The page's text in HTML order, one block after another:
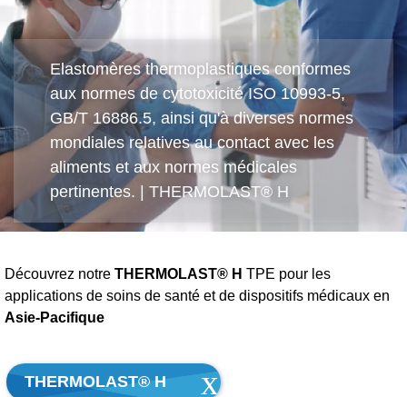
Elastomères thermoplastiques conformes
aux normes de cytotoxicité ISO 10993-5,
GB/T 16886.5, ainsi qu'à diverses normes
mondiales relatives au contact avec les
aliments et aux normes médicales
pertinentes. | THERMOLAST® H
Découvrez notre THERMOLAST® H TPE pour les
applications de soins de santé et de dispositifs médicaux en
Asie-Pacifique
THERMOLAST® H